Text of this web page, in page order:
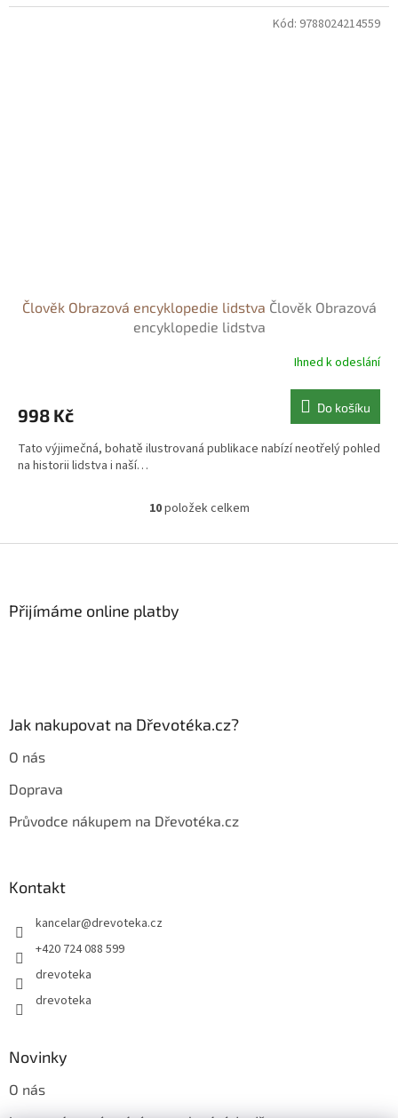
Člověk Obrazová encyklopedie lidstva Člověk Obrazová
encyklopedie lidstva
Ihned k odeslání
998 Kč Do košíku
Tato výjimečná, bohatě ilustrovaná publikace nabízí neotřelý pohled
na historii lidstva i naší…
Kód: 9788024214559
O
l
y
v
u
10položek celkem
Přijímáme online platby
Jak nakupovat na Dřevotéka.cz?
O nás
Doprava
Průvodce nákupem na Dřevotéka.cz
Kontakt
kancelar@drevoteka.cz
+420 724 088 599
drevoteka
drevoteka
Novinky
O nás